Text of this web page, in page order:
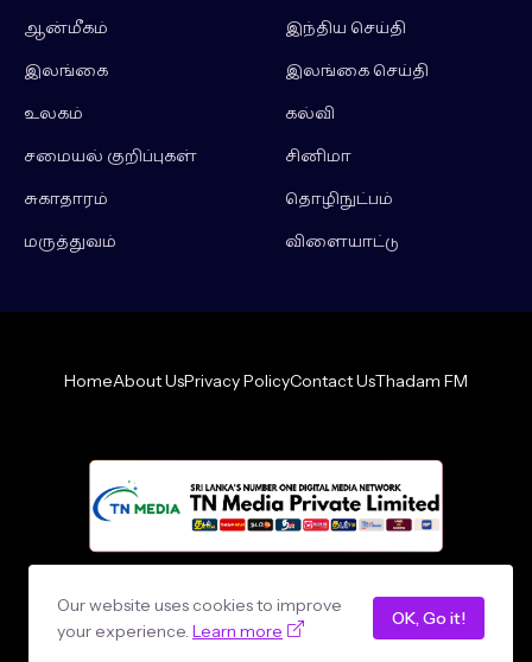
ஆன்மீகம்
இந்திய செய்தி
இலங்கை
இலங்கை செய்தி
உலகம்
கல்வி
சமையல் குறிப்புகள்
சினிமா
சுகாதாரம்
தொழிநுட்பம்
மருத்துவம்
விளையாட்டு
HomeAbout UsPrivacy PolicyContact UsThadam FM
Our website uses cookies to improve
your experience. Learn more
OK, Go it!